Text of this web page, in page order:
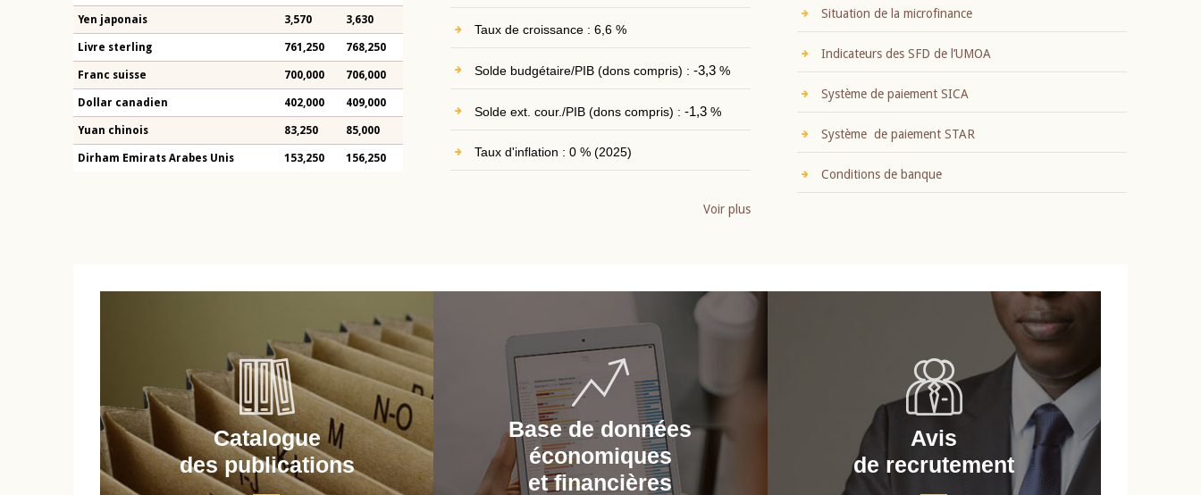
Yen japonais 3,570 3,630
Livre sterling 761,250 768,250
Franc suisse 700,000 706,000
Dollar canadien 402,000 409,000
Yuan chinois 83,250 85,000
Dirham Emirats Arabes Unis 153,250 156,250
Taux de croissance : 6,6 %
Solde budgétaire/PIB (dons compris) : -3,3%
Solde ext. cour./PIB (dons compris) : -1,3%
Taux d'inflation : 0 % (2025)
Voir plus
Situation de la microfinance
Indicateurs des SFD de l’UMOA
Système de paiement SICA
Système de paiement STAR
Conditions de banque
Catalogue
des publications
Base de données
économiques
et financières
Avis
de recrutement